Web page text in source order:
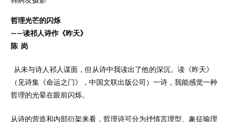
哲理光芒的闪烁
——读祁人诗作《昨天》
陈 岗
从未与诗人祁人谋面，但从诗中我读出了他的深沉。读《昨天》
（见诗集《命运之门》，中国文联出版公司）一诗，我能感觉一种
哲理的光晕在眼前闪烁。
从诗的营造和内部衍架来看，哲理诗可分为抒情言理型、象征喻理